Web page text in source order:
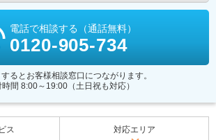
電話で相談する（通話無料）
0120-905-734
るとお客様相談窓口につながります。
間 8:00～19:00（土日祝も対応）
ス 対応エリア